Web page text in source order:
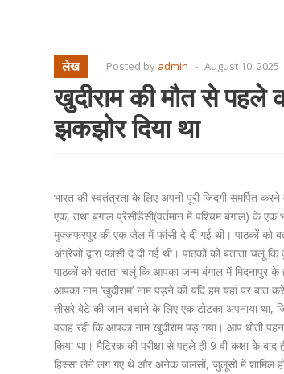
लेख Posted by admin - August 10, 2025
खुदीराम की मौत से पहले
झकझोर दिया था
भारत की स्वतंत्रता के लिए अपनी पूरी जिंदगी समर्पित
एक, तथा बंगाल प्रेसीडेंसी(वर्तमान में पश्चिम बंगाल) के एक
मुज्जफरपुर की एक जेल में फांसी दे दी गई थी। पाठकों को
अंग्रेजों द्वारा फांसी दे दी गई थी। पाठकों को बताता
पाठकों को बताता चलूं कि आपका जन्म बंगाल में मिदनापुर
आपका नाम ‘खुदीराम’ नाम पड़ने की यदि हम यहां पर
तीसरे बेटे की जान बचाने के लिए एक टोटका अपनाया था,
वजह रही कि आपका नाम खुदीराम पड़ गया। आप धोती
किया था। मैट्रिक की परीक्षा से पहले ही 9 वीं कक्षा के
हिस्सा लेने लग गए थे और अनेक जलसों, जुलूसों में शामिल